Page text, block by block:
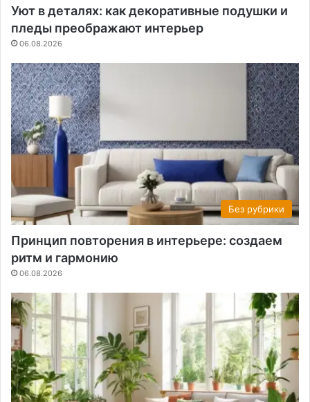
Уют в деталях: как декоративные подушки и
пледы преображают интерьер
06.08.2026
Без рубрики
Принцип повторения в интерьере: создаем
ритм и гармонию
06.08.2026